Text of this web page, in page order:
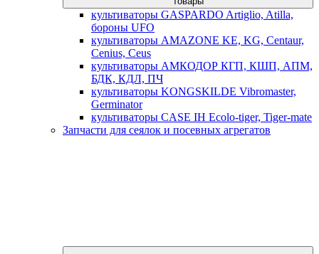
культиваторы GASPARDO Artiglio, Atilla,
бороны UFO
культиваторы AMAZONE KE, KG, Centaur,
Cenius, Ceus
культиваторы АМКОДОР КГП, КШП, АПМ,
БДК, КДЛ, ПЧ
культиваторы KONGSKILDE Vibromaster,
Germinator
культиваторы CASE IH Ecolo-tiger, Tiger-mate
Запчасти для сеялок и посевных агрегатов